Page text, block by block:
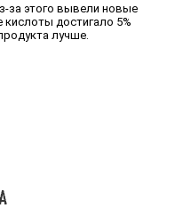
за этого вывели новые
достигало 5%
лучше.